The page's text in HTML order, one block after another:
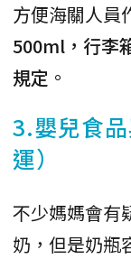
方便海關人員
500ml，行李
規定 。
3.嬰兒食
運）
不少媽媽會有
奶，但是奶瓶